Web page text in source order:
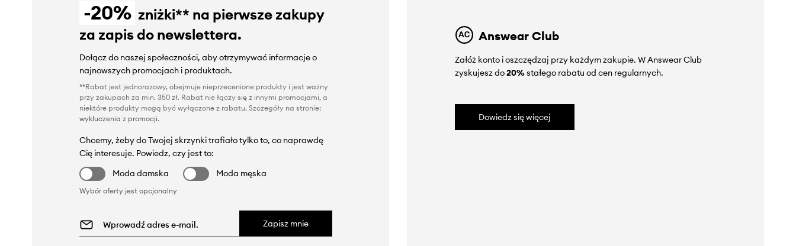
-20% zniżki** na pierwsze zakupy
za zapis do newslettera.
Dołącz do naszej społeczności, aby otrzymywać informacje o
najnowszych promocjach i produktach.
**Rabat jest jednorazowy, obejmuje nieprzecenione produkty i jest ważny
przy zakupach za min. 350 zł. Rabat nie łączy się z innymi promocjami, a
niektóre produkty mogą być wyłączone z rabatu. Szczegóły na stronie:
wykluczenia z promocji.
Chcemy, żeby do Twojej skrzynki trafiało tylko to, co naprawdę
Cię interesuje. Powiedz, czy jest to:
Moda damska
Moda męska
Wybór oferty jest opcjonalny
Zapisz mnie
Answear Club
Załóż konto i oszczędzaj przy każdym zakupie. W Answear Club
zyskujesz do20%stałego rabatu od cen regularnych.
Dowiedz się więcej